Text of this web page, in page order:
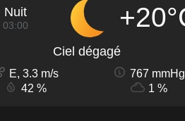
Nuit
03:00
Ciel dégagé
E, 3.3 m/s
767 mmHg
42 %
1 %